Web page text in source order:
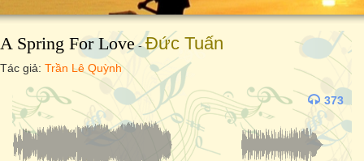
A Spring For Love-Đức Tuấn
Tác giả: Trần Lê Quỳnh
373